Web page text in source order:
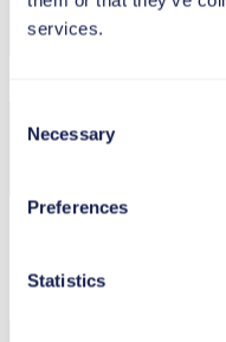
services.
Selection
Necessary
Preferences
Statistics